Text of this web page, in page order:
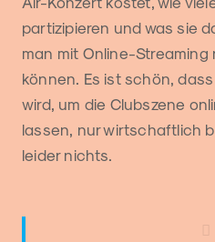
partizipieren und was sie
man mit Online-Streaming
können. Es ist schön,
wird, um die Clubszene
lassen, nur wirtschaftlich
leider nichts.